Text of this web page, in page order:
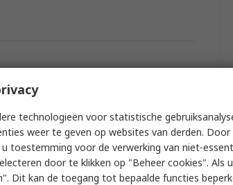
Multifunction Meter
TRMS Voltage, Frequency
technologieën voor statistische
weer te geven op websites van derden. Door
toestemming voor de verwerking van niet-
door te klikken op "Beheer cookies". Als
Dit kan de toegang tot bepaalde functies